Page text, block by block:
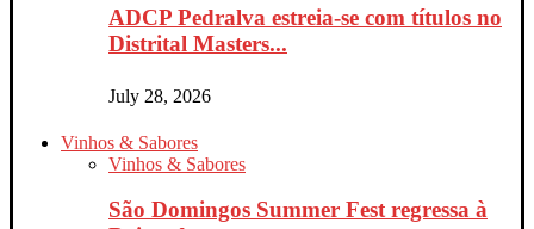
ADCP Pedralva estreia-se com títulos no
Distrital Masters...
July 28, 2026
Vinhos & Sabores
Vinhos & Sabores
São Domingos Summer Fest regressa à